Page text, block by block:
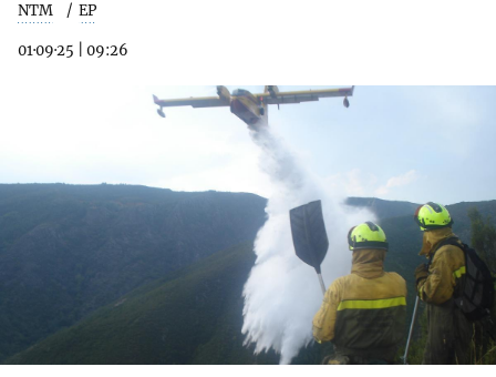
NTM EP
01·09·25 09:26